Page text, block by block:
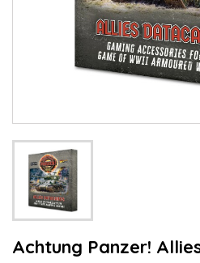
Achtung Panzer!